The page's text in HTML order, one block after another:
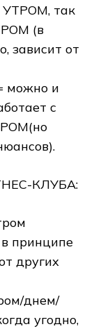
так
(в
зависит от
можно и
с
КЛУБА:
принципе
других
днем/
угодно,